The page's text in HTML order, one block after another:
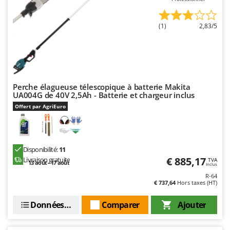
Seven Italy
Shark
Simatech
Skil
Smartwood
Smeg
Snapper
Spice Electronics
Spyro
(1) 2,83/5
Perche élagueuse télescopique à batterie Makita
UA004G de 40V 2,5Ah - Batterie et chargeur inclus
Offert par AgriEuro
Disponibilité:11
Livraison gratuite
13 août - 17 août € 885,17 TVA
Inclus
R-64
€ 737,64Hors taxes (HT)
Ajouter
Comparer
Données techniques